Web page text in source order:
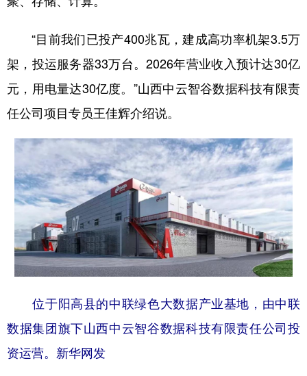
“目前我们已投产400兆瓦，建成高功率机架3.5万
架，投运服务器33万台。2026年营业收入预计达30亿
元，用电量达30亿度。”山西中云智谷数据科技有限责
任公司项目专员王佳辉介绍说。
位于阳高县的中联绿色大数据产业基地，由中联
数据集团旗下山西中云智谷数据科技有限责任公司投
资运营。新华网发